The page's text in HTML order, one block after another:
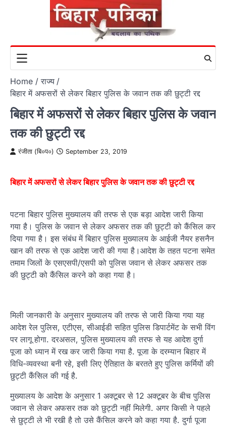
Home
राज्य
बिहार में अफसरों से लेकर बिहार पुलिस के जवान तक की छुट्टी रद्द
बिहार में अफसरों से लेकर बिहार पुलिस के जवान
तक की छुट्टी रद्द
रंजीता (बि०प०) September 23, 2019
बिहार में अफसरों से लेकर बिहार पुलिस के जवान तक की छुट्टी रद्द
पटना बिहार पुलिस मुख्यालय की तरफ से एक बड़ा आदेश जारी किया
गया है। पुलिस के जवान से लेकर अफसर तक की छुट्टी को कैंसिल कर
दिया गया है। इस संबंध में बिहार पुलिस मुख्यालय के आईजी नैयर हसनैन
खान की तरफ से एक आदेश जारी की गया है।आदेश के तहत पटना समेत
तमाम जिलों के एसएसपी/एसपी को पुलिस जवान से लेकर अफसर तक
की छुट्टी को कैंसिल करने को कहा गया है।
मिली जानकारी के अनुसार मुख्यालय की तरफ से जारी किया गया यह
आदेश रेल पुलिस, एटीएस, सीआईडी सहित पुलिस डिपार्टमेंट के सभी विंग
पर लागू होगा. दरअसल, पुलिस मुख्यालय की तरफ से यह आदेश दुर्गा
पूजा को ध्यान में रख कर जारी किया गया है. पूजा के दरम्यान बिहार में
विधि-व्यवस्था बनी रहे, इसी लिए ऐतिहात के बरतते हुए पुलिस कर्मियों की
छुट्टी कैंसिल की गई है.
मुख्यालय के आदेश के अनुसार 1 अक्टूबर से 12 अक्टूबर के बीच पुलिस
जवान से लेकर अफसर तक को छुट्टी नहीं मिलेगी. अगर किसी ने पहले
से छुट्टी ले भी रखी है तो उसे कैंसिल करने को कहा गया है. दुर्गा पूजा